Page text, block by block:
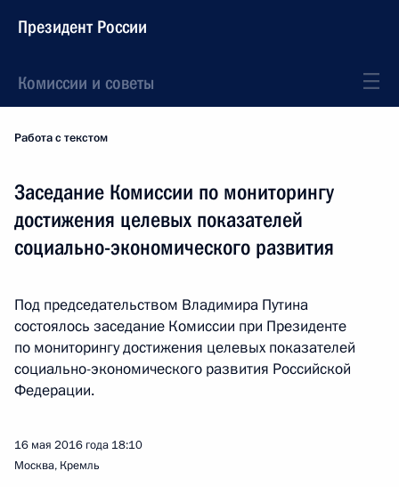
Президент России
Комиссии и советы
Работа с текстом
Заседание Комиссии по мониторингу
достижения целевых показателей
социально-экономического развития
Под председательством Владимира Путина
состоялось заседание Комиссии при Президенте
по мониторингу достижения целевых показателей
социально-экономического развития Российской
Федерации.
16 мая 2016 года 18:10
Москва, Кремль